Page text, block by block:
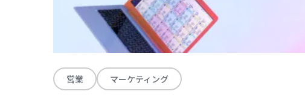
営業 マーケティング